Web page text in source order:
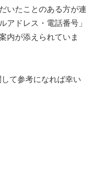
いたことのある方が連
アドレス・電話番号」
内が添えられていま
て参考になれば幸い